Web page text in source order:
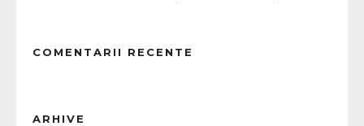
COMENTARII RECENTE
ARHIVE